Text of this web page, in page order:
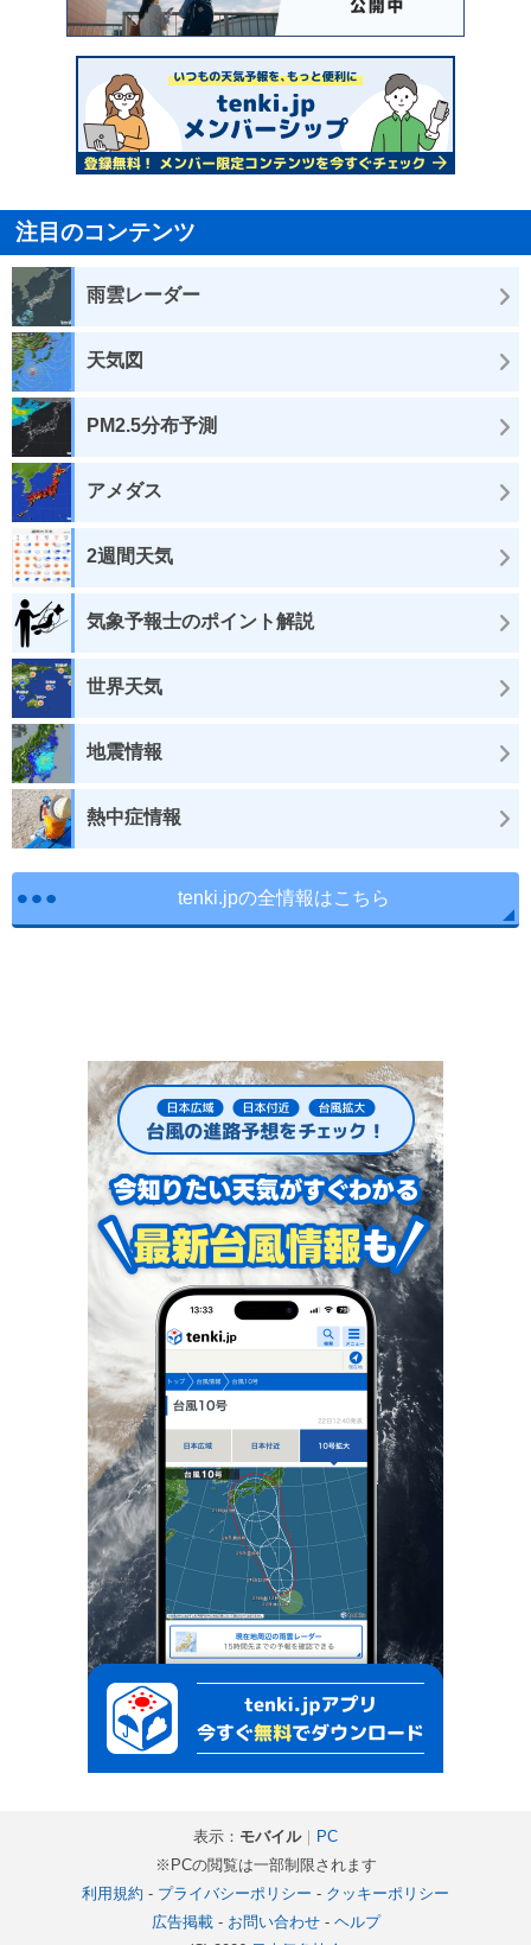
注目のコンテンツ
雨雲レーダー
天気図
PM2.5分布予測
アメダス
2週間天気
気象予報士のポイント解説
世界天気
地震情報
熱中症情報
tenki.jpの全情報はこちら
表示： モバイル｜ PC
※PCの閲覧は一部制限されます
利用規約 - プライバシーポリシー - クッキーポリシー
広告掲載- お問い合わせ- ヘルプ